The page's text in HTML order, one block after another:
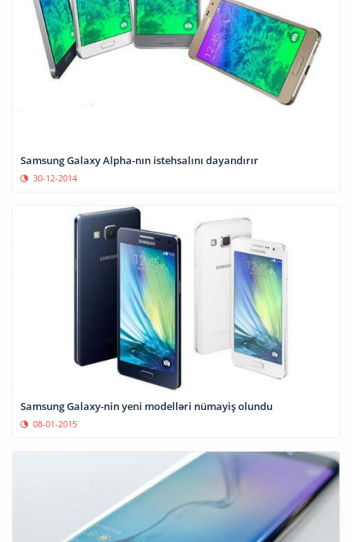
Samsung Galaxy Alpha-nın istehsalını dayandırır
30-12-2014
Samsung Galaxy-nin yeni modelləri nümayiş olundu
08-01-2015